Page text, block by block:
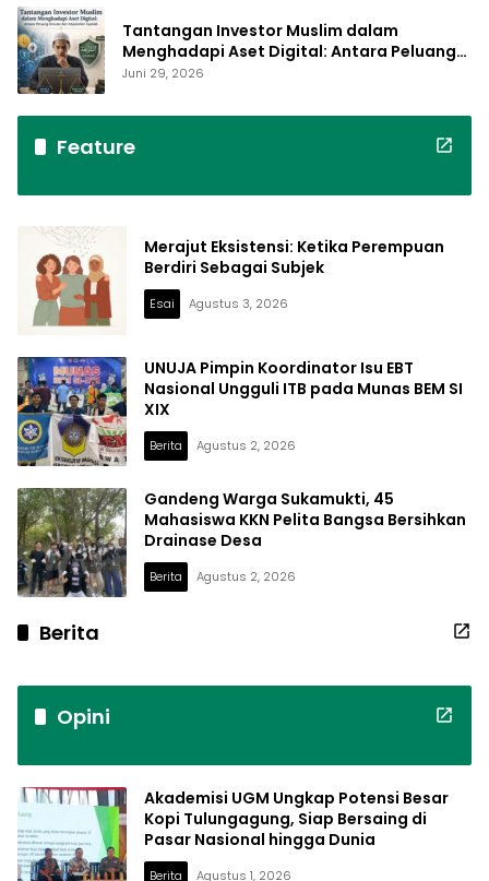
Tantangan Investor Muslim dalam
Menghadapi Aset Digital: Antara Peluang
Inovasi dan Kepatuhan Syariah
Juni 29, 2026
Feature
Merajut Eksistensi: Ketika Perempuan
Berdiri Sebagai Subjek
Esai Agustus 3, 2026
UNUJA Pimpin Koordinator Isu EBT
Nasional Ungguli ITB pada Munas BEM SI
XIX
Berita Agustus 2, 2026
Gandeng Warga Sukamukti, 45
Mahasiswa KKN Pelita Bangsa Bersihkan
Drainase Desa
Berita Agustus 2, 2026
Berita
Opini
Akademisi UGM Ungkap Potensi Besar
Kopi Tulungagung, Siap Bersaing di
Pasar Nasional hingga Dunia
Berita Agustus 1, 2026